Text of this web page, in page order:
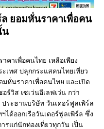
ยอมหั่นราคาเพื่อคน
น
คาเพื่อคนไทย เหลือเพียง
เทศ ปลุกกระแสคนไทยเที่ยว
มหั่นราคาเพื่อคนไทย และเปิด
ร์วิส เซเว่นอีเลฟเว่น กว่า
ระธานบริษัท วันเดอร์ฟูลเพิร์ล
ได้ออกเรือวันเดอร์ฟูลเพิร์ล ซึ่ง
รแก่นักท่องเที่ยวทุกวัน เป็น